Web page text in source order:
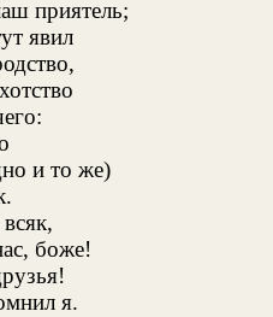
приятель;
явил
и то же)
боже!
я.